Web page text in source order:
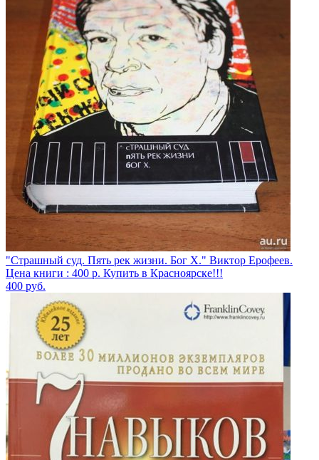
"Страшный суд. Пять рек жизни. Бог Х." Виктор Ерофеев.
Цена книги : 400 р. Купить в Красноярске!!!
400 руб.